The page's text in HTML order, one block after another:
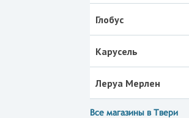
Глобус
Карусель
Леруа Мерлен
Все магазины в Твери